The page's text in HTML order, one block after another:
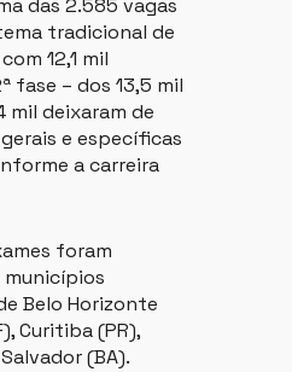
das 2.585 vagas
tradicional de
12,1 mil
fase – dos 13,5 mil
mil deixaram de
e específicas
a carreira
foram
municípios
Belo Horizonte
Curitiba (PR),
(BA).